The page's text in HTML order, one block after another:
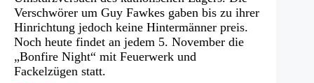
Verschwörer um Guy Fawkes gaben bis zu ihrer
Hinrichtung jedoch keine Hintermänner preis.
Noch heute findet an jedem 5. November die
„Bonfire Night“ mit Feuerwerk und
Fackelzügen statt.